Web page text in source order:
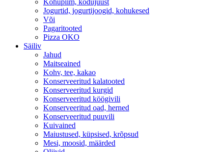
Kohupiim, kodujuust
Jogurtid, jogurtijoogid, kohukesed
Või
Pagaritooted
Pizza OKO
Säiliv
Jahud
Maitseained
Kohv, tee, kakao
Konserveeritud kalatooted
Konserveeritud kurgid
Konserveeritud köögivili
Konserveeritud oad, herned
Konserveeritud puuvili
Kuivained
Maiustused, küpsised, krõpsud
Mesi, moosid, määrded